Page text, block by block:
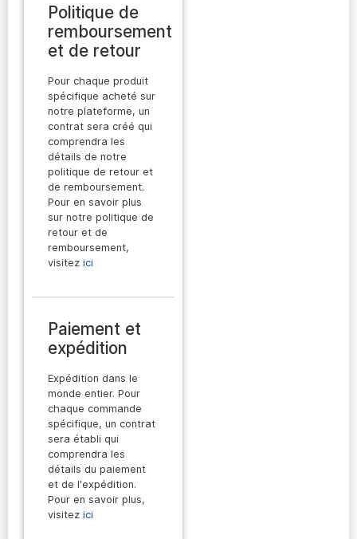
Politique de
remboursement
et de retour
Pour chaque produit
spécifique acheté sur
notre plateforme, un
contrat sera créé qui
comprendra les
détails de notre
politique de retour et
de remboursement.
Pour en savoir plus
sur notre politique de
retour et de
remboursement,
visitez ici
Paiement et
expédition
Expédition dans le
monde entier. Pour
chaque commande
spécifique, un contrat
sera établi qui
comprendra les
détails du paiement
et de l'expédition.
Pour en savoir plus,
visitez ici